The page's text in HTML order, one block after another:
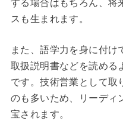
する場合はもちろん、将
スも生まれます。
また、語学力を身に付け
取扱説明書などを読める
です。技術営業として取
のも多いため、リーディ
宝されます。